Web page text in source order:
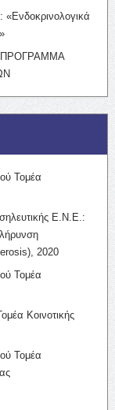
«Ενδοκρινολογικά
ΠΡΟΓΡΑΜΜΑ
Τομέα
Ε.Ν.Ε.:
2020
Τομέα
Κοινοτικής
Τομέα